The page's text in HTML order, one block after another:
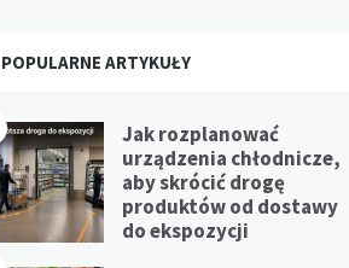
Widgets
POPULARNE ARTYKUŁY
Jak rozplanować
urządzenia chłodnicze,
aby skrócić drogę
produktów od dostawy
do ekspozycji